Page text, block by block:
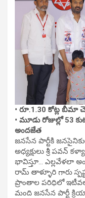
• రూ.1.30 కోట్ల బీమా
• మూడు రోజుల్లో 53
అందజేత
జనసేన పార్టీకి
అధ్యక్షులు శ్రీ పవన్
భావిస్తూ… ఎల్లవేళలా
రామ్ తాళ్ళూరి గారు
ప్రాంతాల పరిధిలో
మంది జనసేన పార్టీ